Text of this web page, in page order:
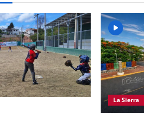
La Sierra